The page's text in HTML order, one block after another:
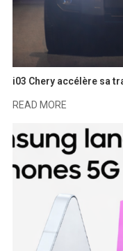
i03 Chery accélère sa
READ MORE